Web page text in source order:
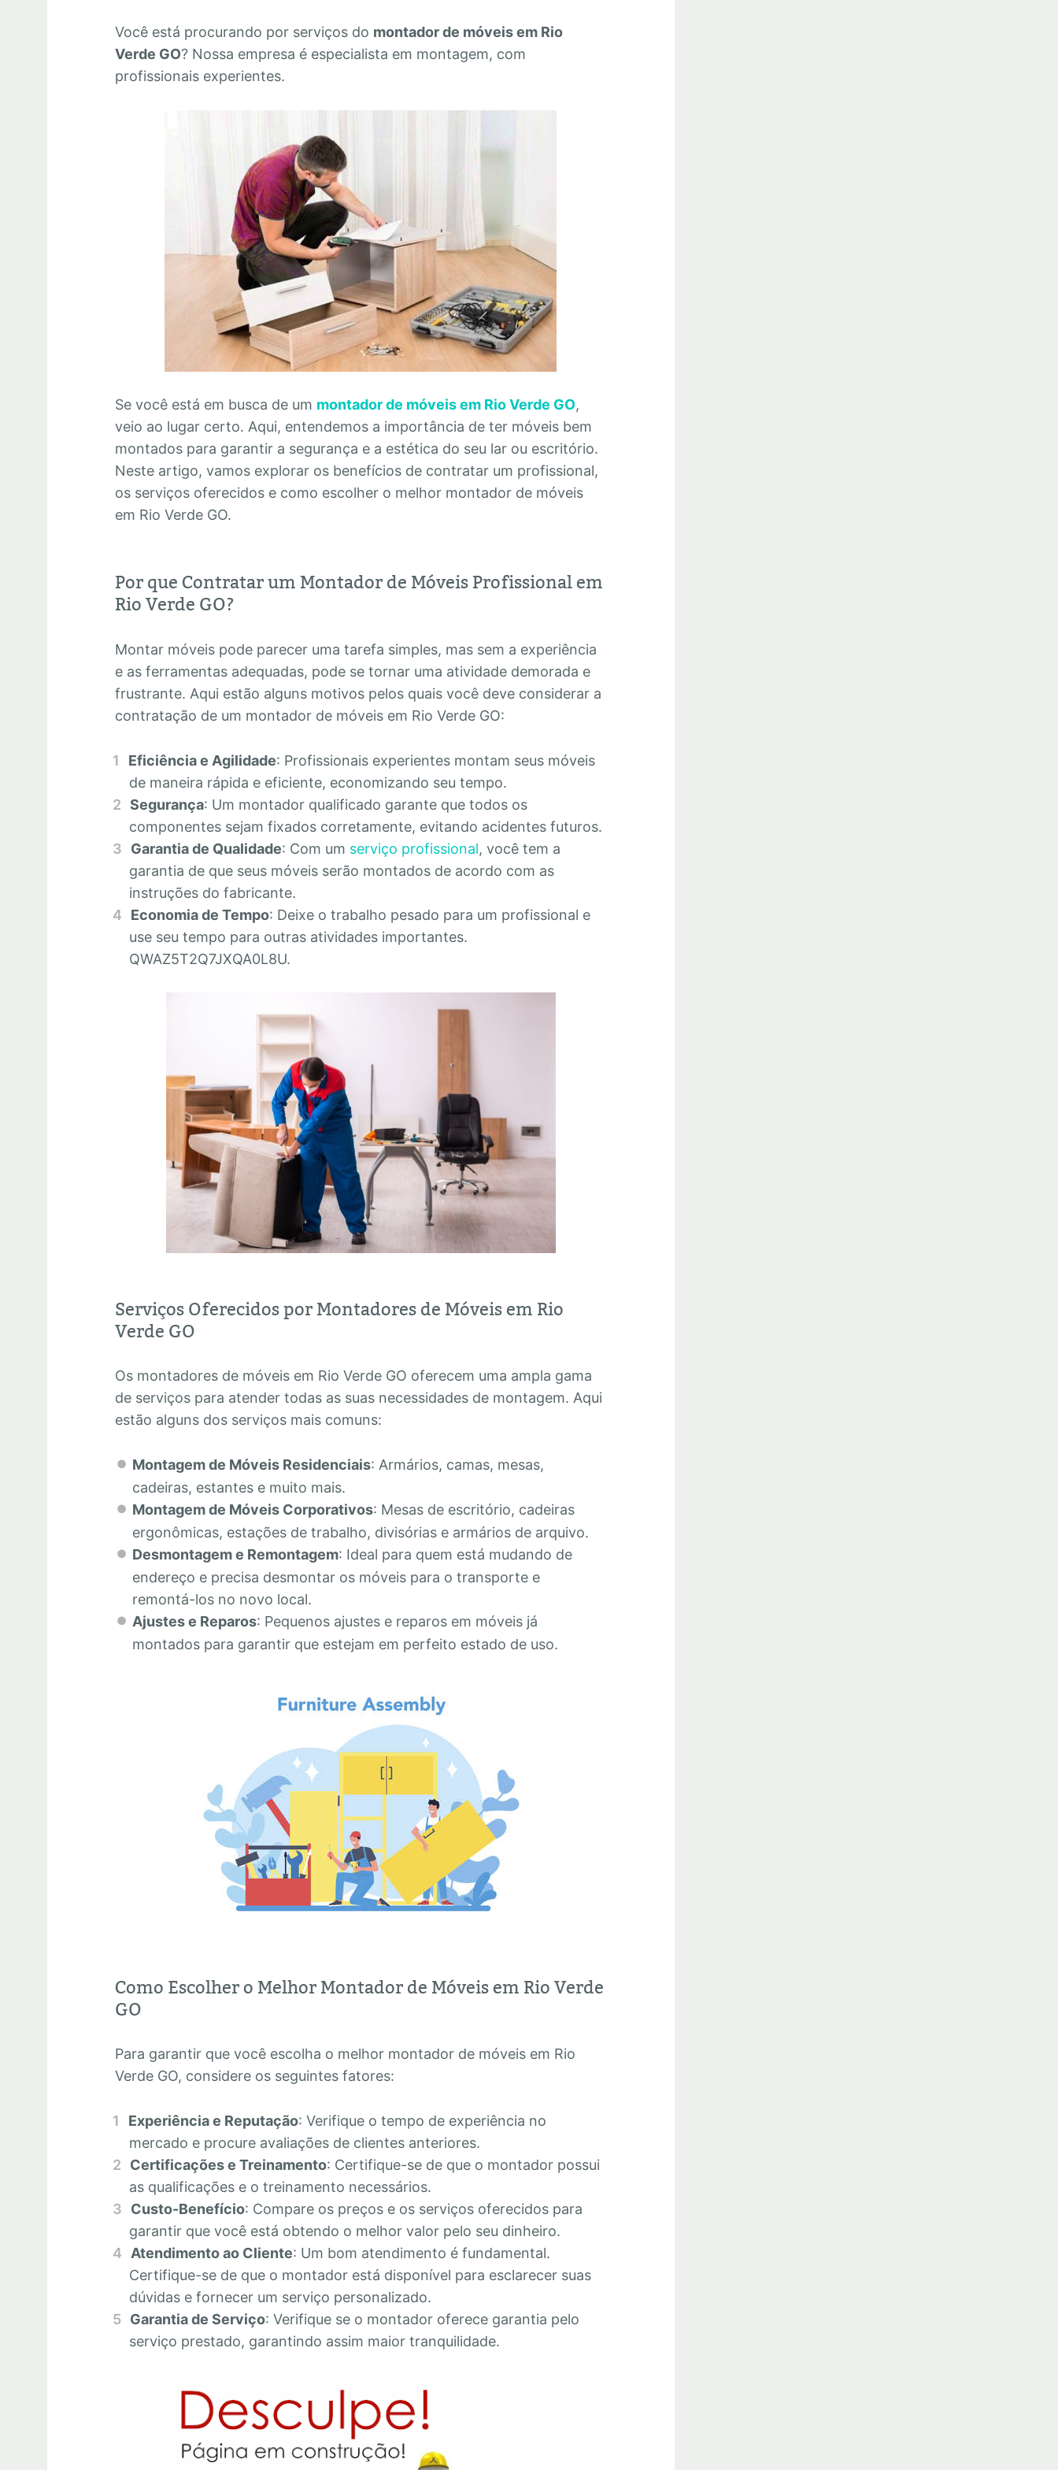
Você está procurando por serviços do montador de móveis em Rio
Verde GO? Nossa empresa é especialista em montagem, com
profissionais experientes.
Se você está em busca de um montador de móveis em Rio Verde GO,
veio ao lugar certo. Aqui, entendemos a importância de ter móveis bem
montados para garantir a segurança e a estética do seu lar ou escritório.
Neste artigo, vamos explorar os benefícios de contratar um profissional,
os serviços oferecidos e como escolher o melhor montador de móveis
em Rio Verde GO.
Por que Contratar um Montador de Móveis Profissional em
Rio Verde GO?
Montar móveis pode parecer uma tarefa simples, mas sem a experiência
e as ferramentas adequadas, pode se tornar uma atividade demorada e
frustrante. Aqui estão alguns motivos pelos quais você deve considerar a
contratação de um montador de móveis em Rio Verde GO:
Eficiência e Agilidade: Profissionais experientes montam seus móveis
de maneira rápida e eficiente, economizando seu tempo.
Segurança: Um montador qualificado garante que todos os
componentes sejam fixados corretamente, evitando acidentes futuros.
Garantia de Qualidade: Com um serviço profissional, você tem a
garantia de que seus móveis serão montados de acordo com as
instruções do fabricante.
Economia de Tempo: Deixe o trabalho pesado para um profissional e
use seu tempo para outras atividades importantes.
QWAZ5T2Q7JXQA0L8U.
Serviços Oferecidos por Montadores de Móveis em Rio
Verde GO
Os montadores de móveis em Rio Verde GO oferecem uma ampla gama
de serviços para atender todas as suas necessidades de montagem. Aqui
estão alguns dos serviços mais comuns:
Montagem de Móveis Residenciais: Armários, camas, mesas,
cadeiras, estantes e muito mais.
Montagem de Móveis Corporativos: Mesas de escritório, cadeiras
ergonômicas, estações de trabalho, divisórias e armários de arquivo.
Desmontagem e Remontagem: Ideal para quem está mudando de
endereço e precisa desmontar os móveis para o transporte e
remontá-los no novo local.
Ajustes e Reparos: Pequenos ajustes e reparos em móveis já
montados para garantir que estejam em perfeito estado de uso.
Como Escolher o Melhor Montador de Móveis em Rio Verde
GO
Para garantir que você escolha o melhor montador de móveis em Rio
Verde GO, considere os seguintes fatores:
Experiência e Reputação: Verifique o tempo de experiência no
mercado e procure avaliações de clientes anteriores.
Certificações e Treinamento: Certifique-se de que o montador possui
as qualificações e o treinamento necessários.
Custo-Benefício: Compare os preços e os serviços oferecidos para
garantir que você está obtendo o melhor valor pelo seu dinheiro.
Atendimento ao Cliente: Um bom atendimento é fundamental.
Certifique-se de que o montador está disponível para esclarecer suas
dúvidas e fornecer um serviço personalizado.
Garantia de Serviço: Verifique se o montador oferece garantia pelo
serviço prestado, garantindo assim maior tranquilidade.